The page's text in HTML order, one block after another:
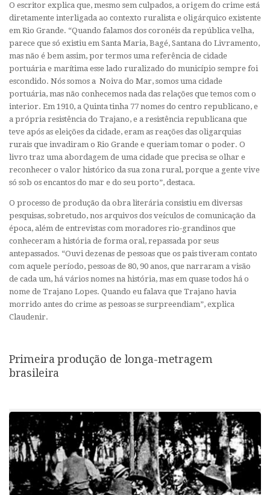
O escritor explica que, mesmo sem culpados, a origem do crime está
diretamente interligada ao contexto ruralista e oligárquico existente
em Rio Grande. “Quando falamos dos coronéis da república velha,
parece que só existiu em Santa Maria, Bagé, Santana do Livramento,
mas não é bem assim, por termos uma referência de cidade
portuária e marítima esse lado ruralizado do município sempre foi
escondido. Nós somos a Noiva do Mar, somos uma cidade
portuária, mas não conhecemos nada das relações que temos com o
interior. Em 1910, a Quinta tinha 77 nomes do centro republicano, e
a própria resistência do Trajano, e a resistência republicana que
teve após as eleições da cidade, eram as reações das oligarquias
rurais que invadiram o Rio Grande e queriam tomar o poder. O
livro traz uma abordagem de uma cidade que precisa se olhar e
reconhecer o valor histórico da sua zona rural, porque a gente vive
só sob os encantos do mar e do seu porto”, destaca.
O processo de produção da obra literária consistiu em diversas
pesquisas, sobretudo, nos arquivos dos veículos de comunicação da
época, além de entrevistas com moradores rio-grandinos que
conheceram a história de forma oral, repassada por seus
antepassados. “Ouvi dezenas de pessoas que os pais tiveram contato
com aquele período, pessoas de 80, 90 anos, que narraram a visão
de cada um, há vários nomes na história, mas em quase todos há o
nome de Trajano Lopes. Quando eu falava que Trajano havia
morrido antes do crime as pessoas se surpreendiam”, explica
Claudenir.
Primeira produção de longa-metragem
brasileira